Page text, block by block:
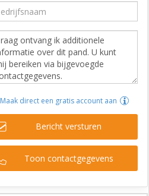
Maak direct een gratis account aan
Bericht versturen
Toon contactgegevens